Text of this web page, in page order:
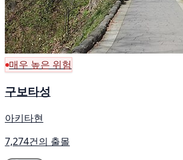
매우 높은 위험
구보타성
아키타현
7,274건의 출몰